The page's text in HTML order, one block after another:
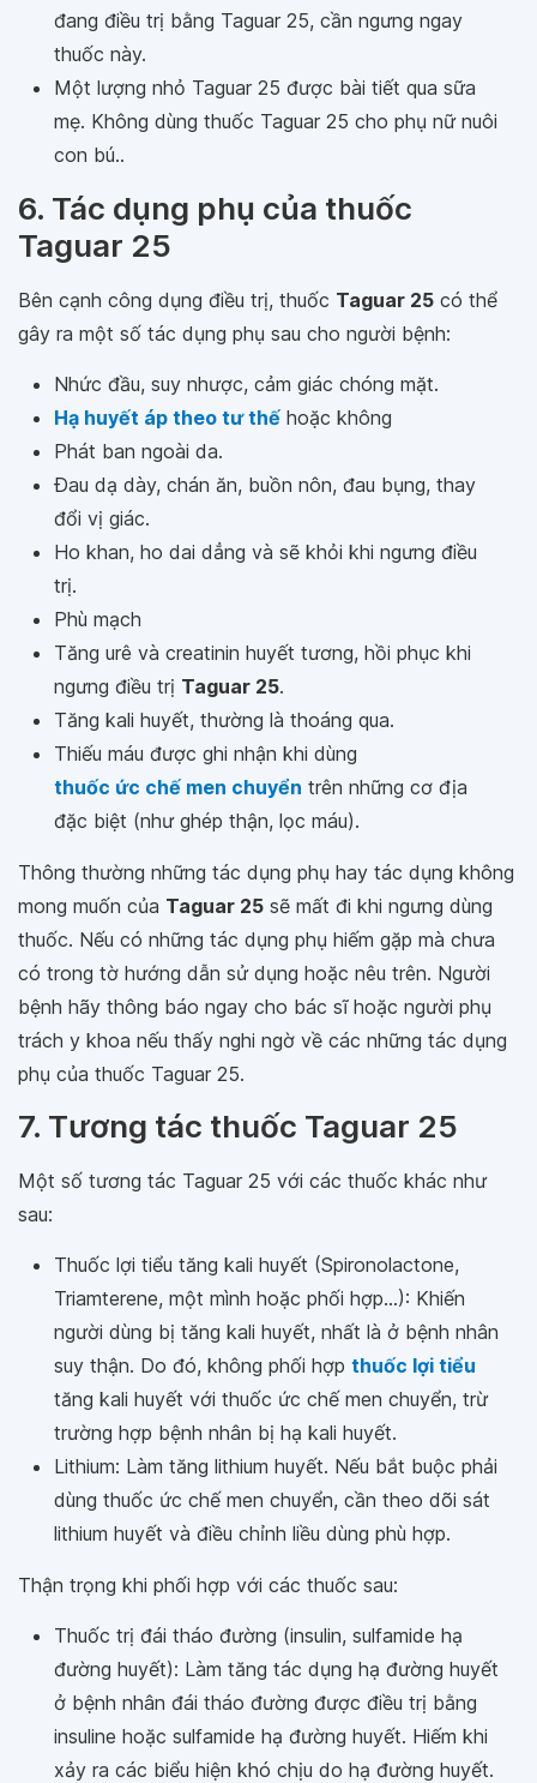
đang điều trị bằng Taguar 25, cần ngưng ngay
thuốc này.
Một lượng nhỏ Taguar 25 được bài tiết qua sữa
mẹ. Không dùng thuốc Taguar 25 cho phụ nữ nuôi
con bú..
6. Tác dụng phụ của thuốc
Taguar 25
Bên cạnh công dụng điều trị, thuốc Taguar 25 có thể
gây ra một số tác dụng phụ sau cho người bệnh:
Nhức đầu, suy nhược, cảm giác chóng mặt.
Hạ huyết áp theo tư thế hoặc không
Phát ban ngoài da.
Ðau dạ dày, chán ăn, buồn nôn, đau bụng, thay
đổi vị giác.
Ho khan, ho dai dẳng và sẽ khỏi khi ngưng điều
trị.
Phù mạch
Tăng urê và creatinin huyết tương, hồi phục khi
ngưng điều trị Taguar 25.
Tăng kali huyết, thường là thoáng qua.
Thiếu máu được ghi nhận khi dùng
thuốc ức chế men chuyển trên những cơ địa
đặc biệt (như ghép thận, lọc máu).
Thông thường những tác dụng phụ hay tác dụng không
mong muốn của Taguar 25 sẽ mất đi khi ngưng dùng
thuốc. Nếu có những tác dụng phụ hiếm gặp mà chưa
có trong tờ hướng dẫn sử dụng hoặc nêu trên. Người
bệnh hãy thông báo ngay cho bác sĩ hoặc người phụ
trách y khoa nếu thấy nghi ngờ về các những tác dụng
phụ của thuốc Taguar 25.
7. Tương tác thuốc Taguar 25
Một số tương tác Taguar 25 với các thuốc khác như
sau:
Thuốc lợi tiểu tăng kali huyết (Spironolactone,
Triamterene, một mình hoặc phối hợp...): Khiến
người dùng bị tăng kali huyết, nhất là ở bệnh nhân
suy thận. Do đó, không phối hợp thuốc lợi tiểu
tăng kali huyết với thuốc ức chế men chuyển, trừ
trường hợp bệnh nhân bị hạ kali huyết.
Lithium: Làm tăng lithium huyết. Nếu bắt buộc phải
dùng thuốc ức chế men chuyển, cần theo dõi sát
lithium huyết và điều chỉnh liều dùng phù hợp.
Thận trọng khi phối hợp với các thuốc sau:
Thuốc trị đái tháo đường (insulin, sulfamide hạ
đường huyết): Làm tăng tác dụng hạ đường huyết
ở bệnh nhân đái tháo đường được điều trị bằng
insuline hoặc sulfamide hạ đường huyết. Hiếm khi
xảy ra các biểu hiện khó chịu do hạ đường huyết.